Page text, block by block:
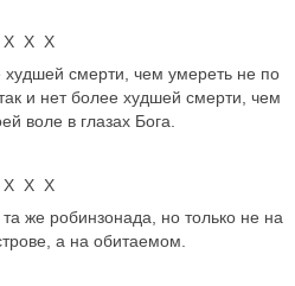
Х Х Х
худшей смерти, чем умереть не по
и нет более худшей смерти, чем
воле в глазах Бога.
Х Х Х
же робинзонада, но только не на
а на обитаемом.